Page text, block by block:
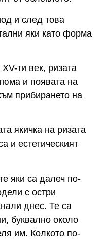
и след това
яки като форма
ти век, ризата
и появата на
прибирането на
якичка на ризата
и естетическият
яки са далеч по-
с остри
днес. Те са
буквално около
им. Колкото по-